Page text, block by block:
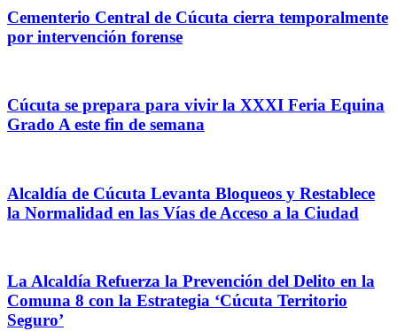
Cementerio Central de Cúcuta cierra temporalmente
por intervención forense
Cúcuta se prepara para vivir la XXXI Feria Equina
Grado A este fin de semana
Alcaldía de Cúcuta Levanta Bloqueos y Restablece
la Normalidad en las Vías de Acceso a la Ciudad
La Alcaldía Refuerza la Prevención del Delito en la
Comuna 8 con la Estrategia ‘Cúcuta Territorio
Seguro’